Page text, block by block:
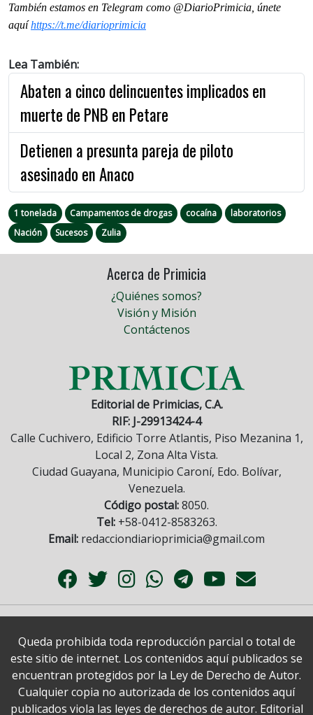
También estamos en Telegram como @DiarioPrimicia, únete
aquíhttps://t.me/diarioprimicia
Lea También:
Abaten a cinco delincuentes implicados en
muerte de PNB en Petare
Detienen a presunta pareja de piloto
asesinado en Anaco
1 tonelada Campamentos de drogas cocaína
laboratorios
Nación
Sucesos Zulia
Acerca de Primicia
¿Quiénes somos?
Visión y Misión
Contáctenos
Editorial de Primicias, C.A.
RIF: J-29913424-4
Calle Cuchivero, Edificio Torre Atlantis, Piso Mezanina 1,
Local 2, Zona Alta Vista.
Ciudad Guayana, Municipio Caroní, Edo. Bolívar,
Venezuela.
Código postal:8050.
Tel:+58-0412-8583263.
Email: redacciondiarioprimicia@gmail.com
Queda prohibida toda reproducción parcial o total de
este sitio de internet. Los contenidos aquí publicados se
encuentran protegidos por la Ley de Derecho de Autor.
Cualquier copia no autorizada de los contenidos aquí
publicados viola las leyes de derechos de autor. Editorial